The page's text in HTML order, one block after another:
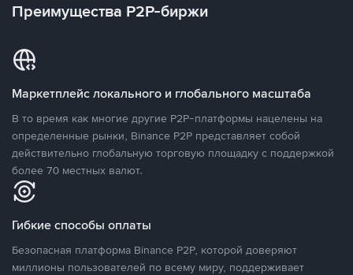
Преимущества P2P-биржи
Маркетплейс локального и глобального масштаба
В то время как многие другие P2P-платформы нацелены на
определенные рынки, Binance P2P представляет собой
действительно глобальную торговую площадку с поддержкой
более 70 местных валют.
Гибкие способы оплаты
Безопасная платформа Binance P2P, которой доверяют
миллионы пользователей по всему миру, поддерживает